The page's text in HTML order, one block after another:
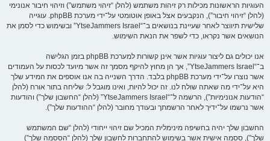
העוגיות הראשונות מכילות רק זיהות משתמש (להלן “זיהוי משתמש”) וזיהוי חיבור אנונימי
(להלן “זיהוי חיבור”), הנקבעים אצל באופן אוטומטי על־ידי מערכת phpBB. עוגייה
שלישית תיווצר לאחר שעיינת בנושאים ב־“YtseJammers Israel” ובשימוש כדי לסמן את
הנושאים אשר נקראו, כדי לשפר את הנאת השימוש.
אנו יכולים גם ליצור עוגיות אשר אינן קשורות למערכת phpBB בזמן הגלישה
ב־“YtseJammers Israel”, אך הן מחוץ להיקף מסמך זה אשר מיועד לכסות על העמודים
אשר נוצרו על־ידי מערכת phpBB בלבד. הדרך השנייה בה אנו אוספים את המידע שלך
היא על־ידי מה שאתה שולח לנו. זה יכול להיות, ואינו מוגבל ל: שליחה בתור אורח (להלן
“הודעות אנונימיות”), הרשמה ל־“YtseJammers Israel” (להלן “החשבון שלך”) והודעות
אשר נרשמו על־ידיך לאחר הרשמתך ובעודך מחובר (להלן “ההודעות שלך”).
החשבון שלך יהיה בחשיפה מינימלית המכיל שם זיהוי ייחודי (להלן “שם המשתמש
שלך”), ססמה אישית אשר בשימוש להתחברות לחשבון שלך (להלן “הססמה שלך”)